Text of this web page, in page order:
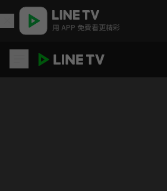
用 APP 免費看更精彩